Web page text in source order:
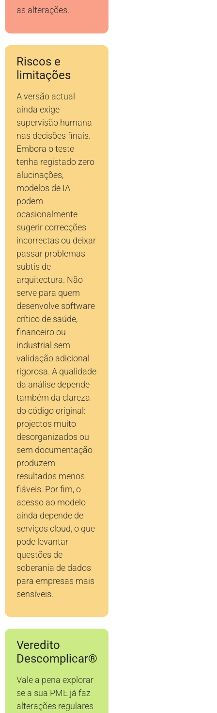
as alterações.
Riscos e
limitações
A versão actual
ainda exige
supervisão humana
nas decisões finais.
Embora o teste
tenha registado zero
alucinações,
modelos de IA
podem
ocasionalmente
sugerir correcções
incorrectas ou deixar
passar problemas
subtis de
arquitectura. Não
serve para quem
desenvolve software
crítico de saúde,
financeiro ou
industrial sem
validação adicional
rigorosa. A qualidade
da análise depende
também da clareza
do código original:
projectos muito
desorganizados ou
sem documentação
produzem
resultados menos
fiáveis. Por fim, o
acesso ao modelo
ainda depende de
serviços cloud, o que
pode levantar
questões de
soberania de dados
para empresas mais
sensíveis.
Veredito
Descomplicar®
Vale a pena explorar
se a sua PME já faz
alterações regulares